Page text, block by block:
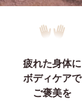
疲れた身体に
ボディケアで
ご褒美を